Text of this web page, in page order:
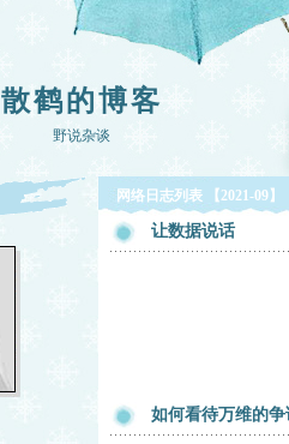
散鹤的博客
野说杂谈
网络日志列表 【2021-09】
让数据说话
如何看待万维的争